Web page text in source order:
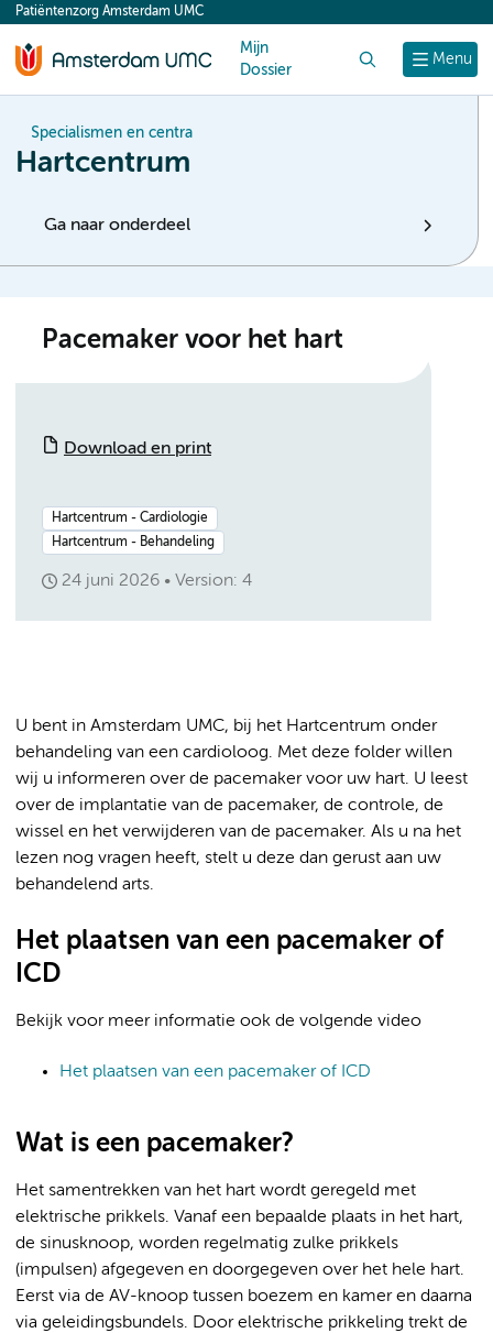
content
Menu
Patiëntenzorg Amsterdam UMC
Mijn
Dossier
Specialismen en centra
Hartcentrum
Ga naar onderdeel
Pacemaker voor het hart
Download en print
Hartcentrum - Cardiologie
Hartcentrum - Behandeling
24 juni 2026 Version: 4
U bent in Amsterdam UMC, bij het Hartcentrum onder
behandeling van een cardioloog. Met deze folder willen
wij u informeren over de pacemaker voor uw hart. U leest
over de implantatie van de pacemaker, de controle, de
wissel en het verwijderen van de pacemaker. Als u na het
lezen nog vragen heeft, stelt u deze dan gerust aan uw
behandelend arts.
Het plaatsen van een pacemaker of
ICD
Bekijk voor meer informatie ook de volgende video
Het plaatsen van een pacemaker of ICD
Wat is een pacemaker?
Het samentrekken van het hart wordt geregeld met
elektrische prikkels. Vanaf een bepaalde plaats in het hart,
de sinusknoop, worden regelmatig zulke prikkels
(impulsen) afgegeven en doorgegeven over het hele hart.
Eerst via de AV-knoop tussen boezem en kamer en daarna
via geleidingsbundels. Door elektrische prikkeling trekt de